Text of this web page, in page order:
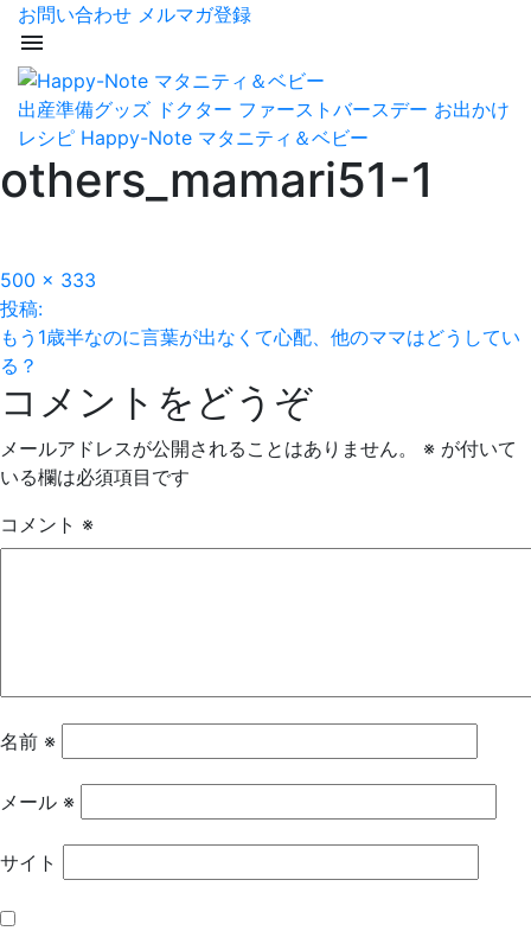
お問い合わせ メルマガ登録
menu
出産準備グッズ ドクター ファーストバースデー お出かけ
レシピ Happy-Note マタニティ＆ベビー
others_mamari51-1
フ
ル
サ
イ
ズ
500 × 333
投
稿
ナ
ビ
ゲ
ー
投稿:
もう1歳半なのに言葉が出なくて心配、他のママはどうしてい
る？
コメントをどうぞ
メールアドレスが公開されることはありません。 ※ が付いて
いる欄は必須項目です
コメント ※
名前 ※
メール ※
サイト